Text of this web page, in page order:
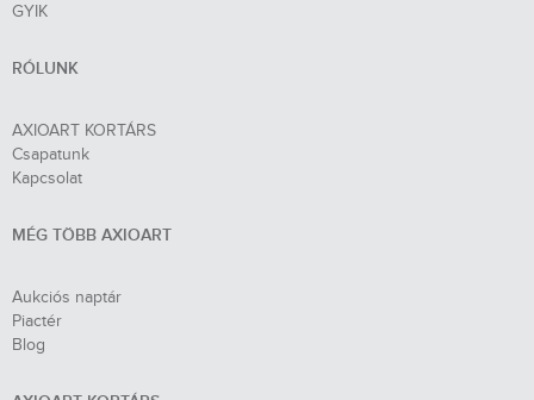
GYIK
RÓLUNK
AXIOART KORTÁRS
Csapatunk
Kapcsolat
MÉG TÖBB AXIOART
Aukciós naptár
Piactér
Blog